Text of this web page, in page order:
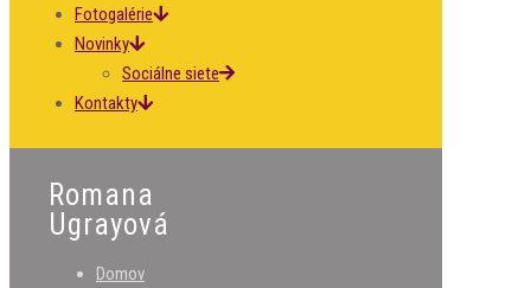
Fotogalérie
Novinky
Sociálne siete
Kontakty
Romana
Ugrayová
Domov